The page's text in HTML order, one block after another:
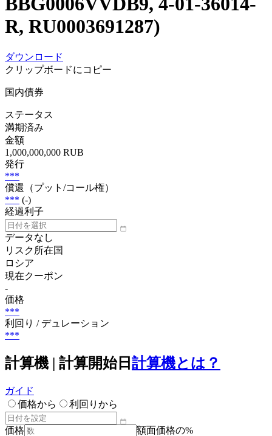
R, RU0003691287)
ダウンロード
クリップボードにコピー
国内債券
ステータス
満期済み
金額
1,000,000,000 RUB
発行
***
償還（プット/コール権）
*** (-)
経過利子
データなし
リスク所在国
ロシア
現在クーポン
-
価格
***
利回り / デュレーション
***
計算機 | 計算開始日 計算機とは？
ガイド
価格から
利回りから
価格
額面価格の%